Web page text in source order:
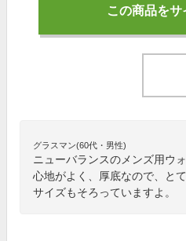
この商品をサ
グラスマン(60代・男性)
ニューバランスのメンズ用ウ
心地がよく、厚底なので、と
サイズもそろっていますよ。